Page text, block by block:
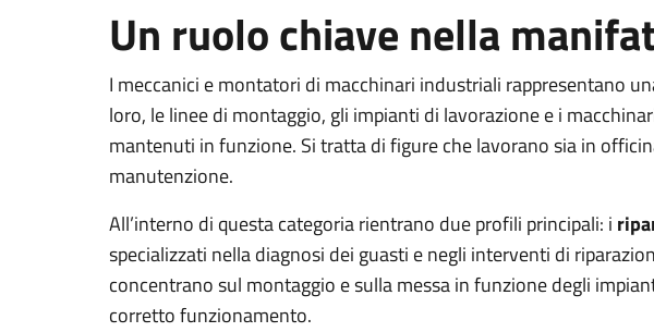
Un ruolo chiave nella
I meccanici e montatori di macchinari industriali rappresentano
loro, le linee di montaggio, gli impianti di lavorazione e i
mantenuti in funzione. Si tratta di figure che lavorano sia in
manutenzione.
All’interno di questa categoria rientrano due profili principali: i
specializzati nella diagnosi dei guasti e negli interventi di
concentrano sul montaggio e sulla messa in funzione degli
corretto funzionamento.